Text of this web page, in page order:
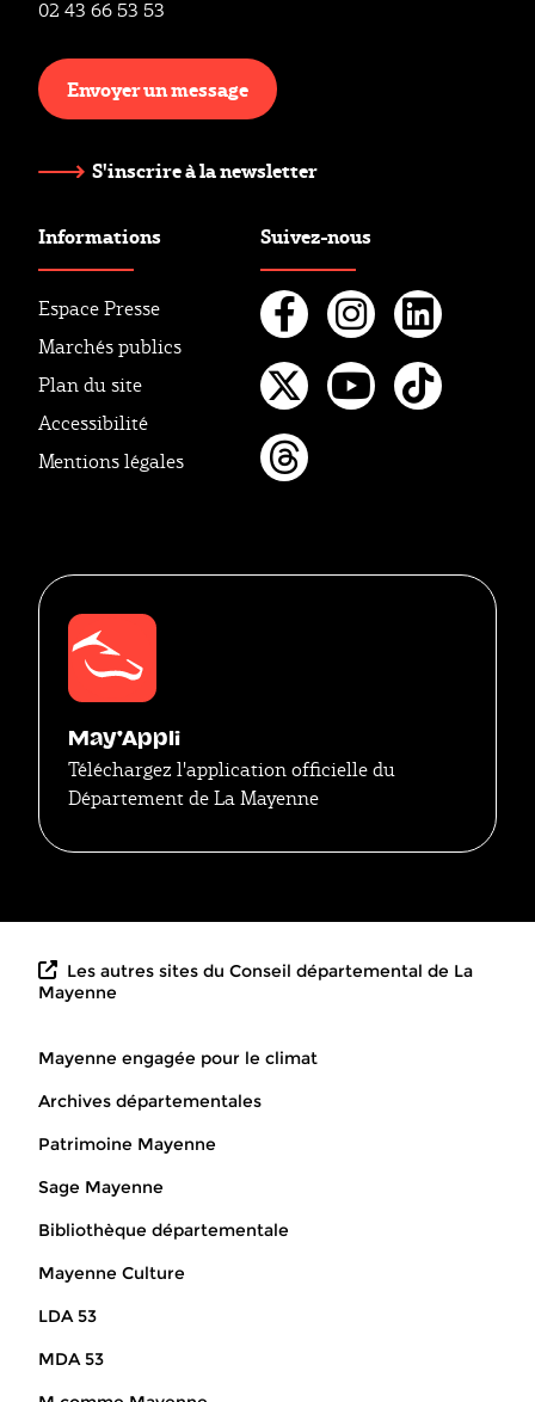
02 43 66 53 53
Envoyer un message
S'inscrire à la newsletter
Informations
Espace Presse
Marchés publics
Plan du site
Accessibilité
Mentions légales
Suivez-nous
Facebook
Twitter
May'Appli
Téléchargez l'application officielle du
Département de La Mayenne
Les autres sites du Conseil départemental de La
Mayenne
Mayenne engagée pour le climat
Archives départementales
Patrimoine Mayenne
Sage Mayenne
Bibliothèque départementale
Mayenne Culture
LDA 53
MDA 53